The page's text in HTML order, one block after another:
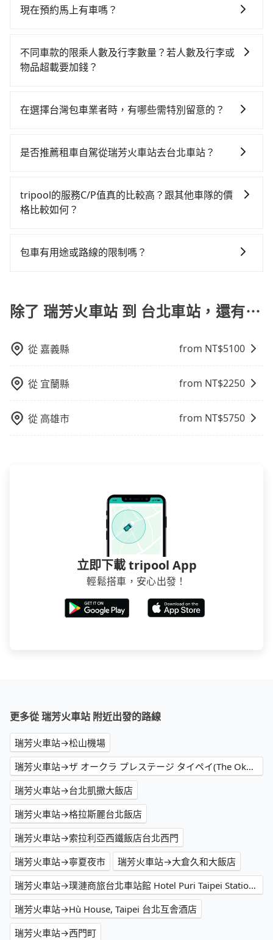
黃可能較為便宜，但當你們人數超過四位時，叫兩輛計
30吋的行李箱，但如有大件行李、衝浪板、樂器、廣告
遮住司機視線、不會破壞車體、不影響行車安全，會讓
乘客盡量塞、盡量放。在預定前，建議先丈量好尺寸，
現在預約馬上有車嗎？
tripool並非計程車，無法隨招隨到，現在馬上預定從瑞
芳火車站去台北車站的車，最快也是四小時後出發的
不同車款的限乘人數及行李數量？若人數及行李或
物品超載要加錢？
的車型。 五人座驕車可乘坐三位乘客，並可攜帶三個隨
型車可乘坐八位乘客，並可攜帶八個隨身行李與六個30
據情況收取微搬家費用，費用在300至500元之間。
在選擇台灣包車業者時，有哪些需特別留意的？
者時，要特別留意評估業者的合法性、司機和車輛的資
是否推薦租車自駕從瑞芳火車站去台北車站？
時不需要閉目養神（因為要自己開車），最重要的是你
當天就要來回，那在新北路邊可隨租隨借的iRent應該是
火車站到台北車站的花費預估為$750~1,200（金額差異
者，和運的iRent只提供最基本的車型，如Toyota
數超過四位，更是沒有較大的七人座或九人座可供選
擇，而且無人租車最令人詬病的就是車況，打開車門才
修理，每一次租車都好像在開樂透一樣。另外，偶爾也
還，又或者要還車時卻偏偏找不到停車位，對於急著用
車或者要載其他乘客的人來說就有不小的風險。最後，
tripool的服務C/P值真的比較高？跟其他車隊的價
格比較如何？
市場上稍具規模且合法經營的業者，有以短程與城市為
單程接送與跨縣市計時包車，不論從哪邊去哪裡（當然
也包括瑞芳火車站去台北車站），全台保證出車。由於
務，是絕大多數乘客出行的最佳選擇。
包車有用途或路線的限制嗎？
掃墓、包車旅遊、參加喜宴/喪禮、就醫回診、登山露
營、學生搬家、投票返鄉、商務出差、貴賓來訪、寵物
或者任何跨縣市接送的需求，tripool都能滿足你。乘車
司報帳打統編，在結帳時可以受理，並於乘車後一週內
寄出電子收據。
除了 瑞芳火車站 到 台北車站，還有⋯
從 嘉義縣 from NT$5100
從 宜蘭縣 from NT$2250
從 高雄市 from NT$5750
立即下載 tripool App
輕鬆搭車，安心出發！
更多從 瑞芳火車站 附近出發的路線
瑞芳火車站→松山機場
瑞芳火車站→ザ オークラ プレステージ タイペイ(The Okura Prestige Taipei)
瑞芳火車站→台北凱撒大飯店
瑞芳火車站→格拉斯麗台北飯店
瑞芳火車站→索拉利亞西鐵飯店台北西門
瑞芳火車站→寧夏夜市
瑞芳火車站→大倉久和大飯店
瑞芳火車站→璞漣商旅台北車站館 Hotel Puri Taipei Station Branch
瑞芳火車站→Hù House, Taipei 台北互舎酒店
瑞芳火車站→西門町